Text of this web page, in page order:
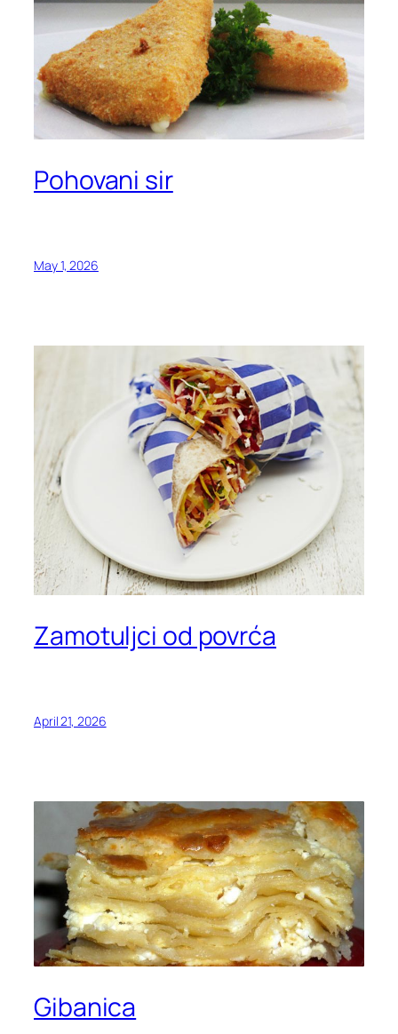
Pohovani sir
May 1, 2026
Zamotuljci od povrća
April 21, 2026
Gibanica